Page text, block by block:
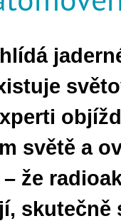
světě a
že
skutečně